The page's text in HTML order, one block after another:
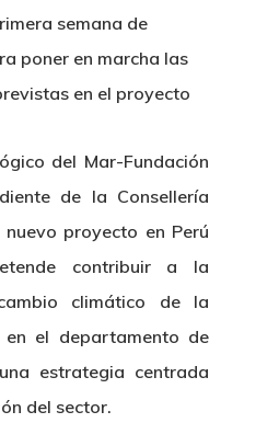
semana de
poner en marcha las
en el proyecto
del Mar-Fundación
de la Consellería
proyecto en Perú
contribuir a la
climático de la
en el departamento de
estrategia centrada
del sector.